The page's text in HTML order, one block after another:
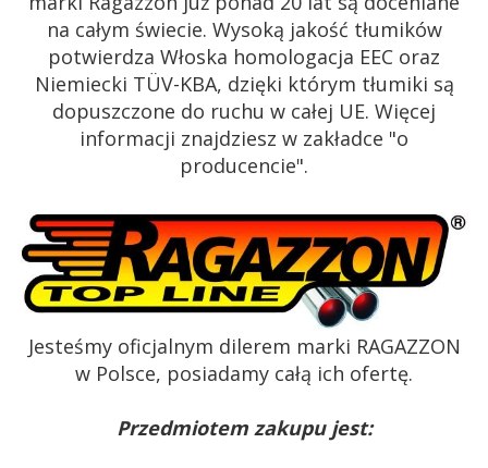
na całym świecie. Wysoką jakość tłumików
potwierdza Włoska homologacja EEC oraz
Niemiecki TÜV-KBA, dzięki którym tłumiki są
dopuszczone do ruchu w całej UE. Więcej
informacji znajdziesz w zakładce "o
producencie".
Jesteśmy oficjalnym dilerem marki RAGAZZON
w Polsce, posiadamy całą ich ofertę.
Przedmiotem zakupu jest: